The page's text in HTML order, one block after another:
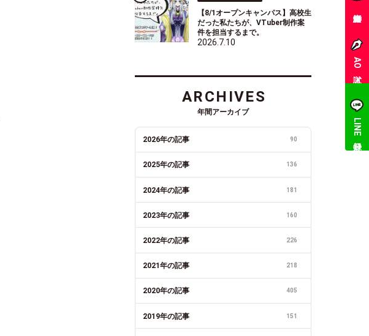
【8/1オープンキャンパス】高校生
だった私たちが、VTuber制作案
件を担当するまで。
2026.7.10
ARCHIVES
年間アーカイブ
2026年の記事 90
2025年の記事 136
2024年の記事 181
2023年の記事 160
2022年の記事 226
2021年の記事 218
2020年の記事 405
2019年の記事 151
AO入試
LINE登録